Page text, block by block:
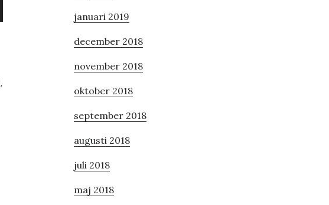
,
januari 2019
december 2018
november 2018
oktober 2018
september 2018
augusti 2018
juli 2018
maj 2018